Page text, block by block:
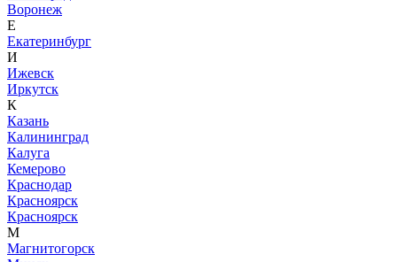
Воронеж
Е
Екатеринбург
И
Ижевск
Иркутск
К
Казань
Калининград
Калуга
Кемерово
Краснодар
Красноярск
Красноярск
М
Магнитогорск